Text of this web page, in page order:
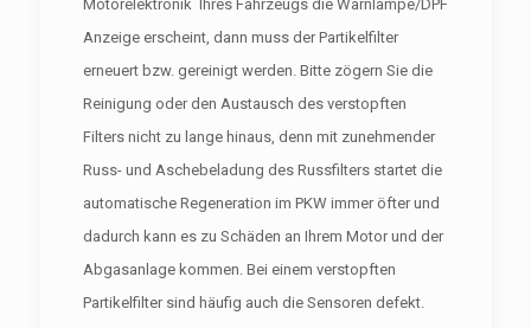
Motorelektronik Ihres Fahrzeugs die Warnlampe/DPF
Anzeige erscheint, dann muss der Partikelfilter
erneuert bzw. gereinigt werden. Bitte zögern Sie die
Reinigung oder den Austausch des verstopften
Filters nicht zu lange hinaus, denn mit zunehmender
Russ- und Aschebeladung des Russfilters startet die
automatische Regeneration im PKW immer öfter und
dadurch kann es zu Schäden an Ihrem Motor und der
Abgasanlage kommen. Bei einem verstopften
Partikelfilter sind häufig auch die Sensoren defekt.